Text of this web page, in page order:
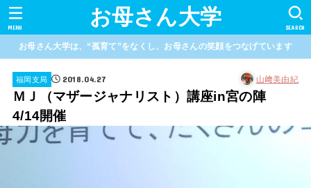
お母さん大学 SEARCH
MENU
お母さん大学は、“孤育て”をなくし、お母さんの笑顔をつなげています
福岡支局 2018.04.27 山﨑美由紀
ＭＪ（マザージャナリスト）講座in宮の陣
4/14開催